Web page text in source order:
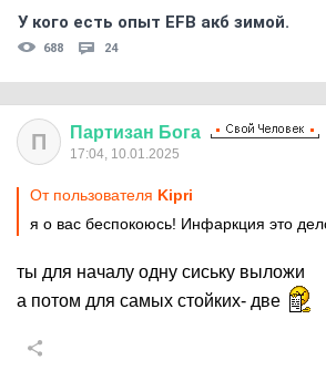
У кого есть опыт EFB акб зимой.
688 24
П Партизан Бога
17:04, 10.01.2025
От пользователя Kipri
я о вас беспокоюсь! Инфаркция это
ты для началу одну сиську выложи
а потом для самых стойких- две